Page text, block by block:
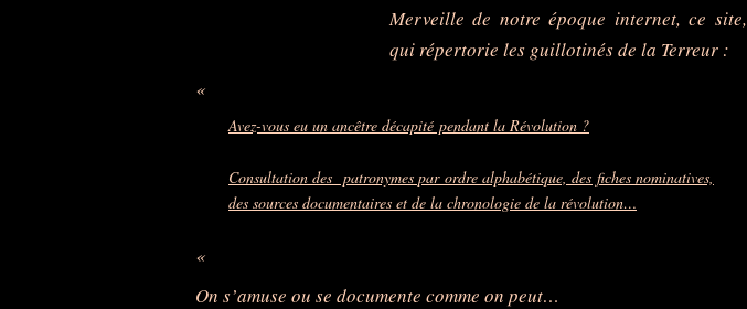
Merveille de notre époque internet, ce site,
qui répertorie les guillotinés de la Terreur :
«
Avez-vous eu un ancêtre décapité pendant la Révolution ?
Consultation des patronymes par ordre alphabétique, des fiches nominatives,
des sources documentaires et de la chronologie de la révolution…
«
On s’amuse ou se documente comme on peut…